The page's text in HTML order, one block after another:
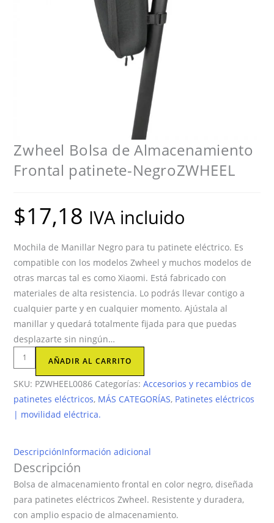
Zwheel Bolsa de Almacenamiento
Frontal patinete-NegroZWHEEL
$17,18 IVA incluido
Mochila de Manillar Negro para tu patinete eléctrico. Es
compatible con los modelos Zwheel y muchos modelos de
otras marcas tal es como Xiaomi. Está fabricado con
materiales de alta resistencia. Lo podrás llevar contigo a
cualquier parte y en cualquier momento. Ajústala al
manillar y quedará totalmente fijada para que puedas
desplazarte sin ningún…
Zwheel
Bolsa
de
Almacenamiento
Frontal
cantidad
AÑADIR AL CARRITO
SKU: PZWHEEL0086 Categorías:Accesorios y recambios de
patinetes eléctricos, MÁS CATEGORÍAS, Patinetes eléctricos
| movilidad eléctrica.
DescripciónInformación adicional
Descripción
Bolsa de almacenamiento frontal en color negro, diseñada
para patinetes eléctricos Zwheel. Resistente y duradera,
con amplio espacio de almacenamiento.